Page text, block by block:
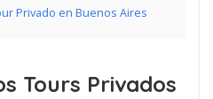
Privado en Buenos Aires
Tours Privados